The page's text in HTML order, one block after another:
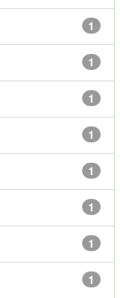
1
1
1
1
1
1
1
1